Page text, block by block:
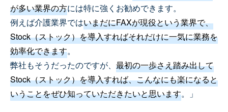
が多い業界の方には特に強くお勧めできます。
例えば介護業界ではいまだにFAXが現役という業界で、
Stock（ストック）を導入すればそれだけに一気に業務を
効率化できます。
弊社もそうだったのですが、 最初の一歩さえ踏み出して
Stock（ストック）を導入すれば、こんなにも楽になると
いうことをぜひ知っていただきたいと思います。」